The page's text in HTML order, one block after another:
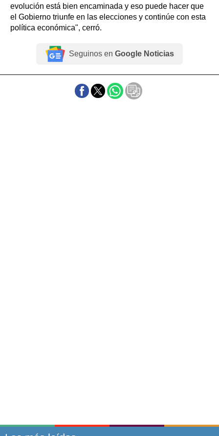
evolución está bien encaminada y eso puede hacer que
el Gobierno triunfe en las elecciones y continúe con esta
política económica", cerró.
Seguinos en Google Noticias